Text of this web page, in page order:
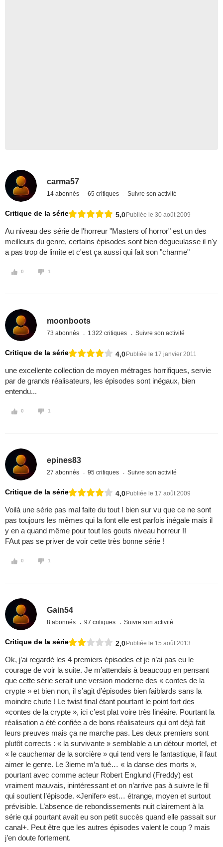
carma57
14 abonnés 65 critiques Suivre son activité
Critique de la série 5,0Publiée le 30 août 2009
Au niveau des série de l'horreur "Masters of horror" est un des
meilleurs du genre, certains épisodes sont bien dégueulasse il n'y
a pas trop de limite et c'est ça aussi qui fait son "charme"
0 1
moonboots
73 abonnés 1 322 critiques Suivre son activité
Critique de la série 4,0Publiée le 17 janvier 2011
une excellente collection de moyen métrages horrifiques, servie
par de grands réalisateurs, les épisodes sont inégaux, bien
entendu...
0 1
epines83
27 abonnés 95 critiques Suivre son activité
Critique de la série 4,0Publiée le 17 août 2009
Voilà une série pas mal faite du tout ! bien sur vu que ce ne sont
pas toujours les mêmes qui la font elle est parfois inégale mais il
y en a quand même pour tout les gouts niveau horreur !!
FAut pas se priver de voir cette très bonne série !
0 1
Gain54
8 abonnés 97 critiques Suivre son activité
Critique de la série 2,0Publiée le 15 août 2013
Ok, j’ai regardé les 4 premiers épisodes et je n’ai pas eu le
courage de voir la suite. Je m’attendais à beaucoup en pensant
que cette série serait une version moderne des « contes de la
crypte » et bien non, il s’agit d’épisodes bien faiblards sans la
moindre chute ! Le twist final étant pourtant le point fort des
«contes de la crypte », ici c’est plat voire très linéaire. Pourtant la
réalisation a été confiée a de bons réalisateurs qui ont déjà fait
leurs preuves mais ça ne marche pas. Les deux premiers sont
plutôt corrects : « la survivante » semblable a un détour mortel, et
« le cauchemar de la sorcière » qui tend vers le fantastique, il faut
aimer le genre. Le 3ieme m’a tué… « la danse des morts »,
pourtant avec comme acteur Robert Englund (Freddy) est
vraiment mauvais, inintéressant et on n’arrive pas à suivre le fil
qui soutient l’épisode. «Jenifer» est… étrange, moyen et surtout
prévisible. L’absence de rebondissements nuit clairement à la
série qui pourtant avait eu son petit succès quand elle passait sur
canal+. Peut être que les autres épisodes valent le coup ? mais
j’en doute fortement.